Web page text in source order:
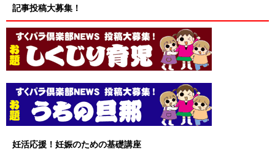
記事投稿大募集！
妊活応援！妊娠のための基礎講座